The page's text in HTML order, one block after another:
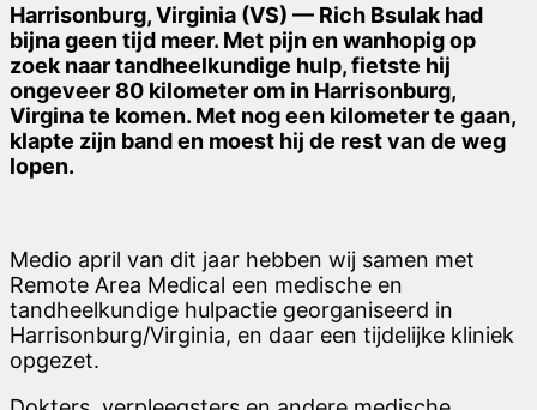
Harrisonburg, Virginia (VS) — Rich Bsulak had
bijna geen tijd meer. Met pijn en wanhopig op
zoek naar tandheelkundige hulp, fietste hij
ongeveer 80 kilometer om in Harrisonburg,
Virgina te komen. Met nog een kilometer te gaan,
klapte zijn band en moest hij de rest van de weg
lopen.
Medio april van dit jaar hebben wij samen met
Remote Area Medical een medische en
tandheelkundige hulpactie georganiseerd in
Harrisonburg/Virginia, en daar een tijdelijke kliniek
opgezet.